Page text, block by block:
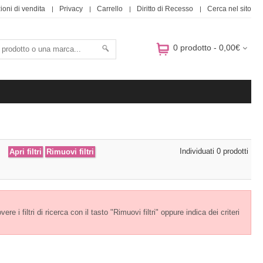
di vendita Privacy Carrello Diritto di Recesso Cerca nel sito
0 prodotto - 0,00€
Individuati 0 prodotti
i filtri di ricerca con il tasto "Rimuovi filtri" oppure indica dei criteri